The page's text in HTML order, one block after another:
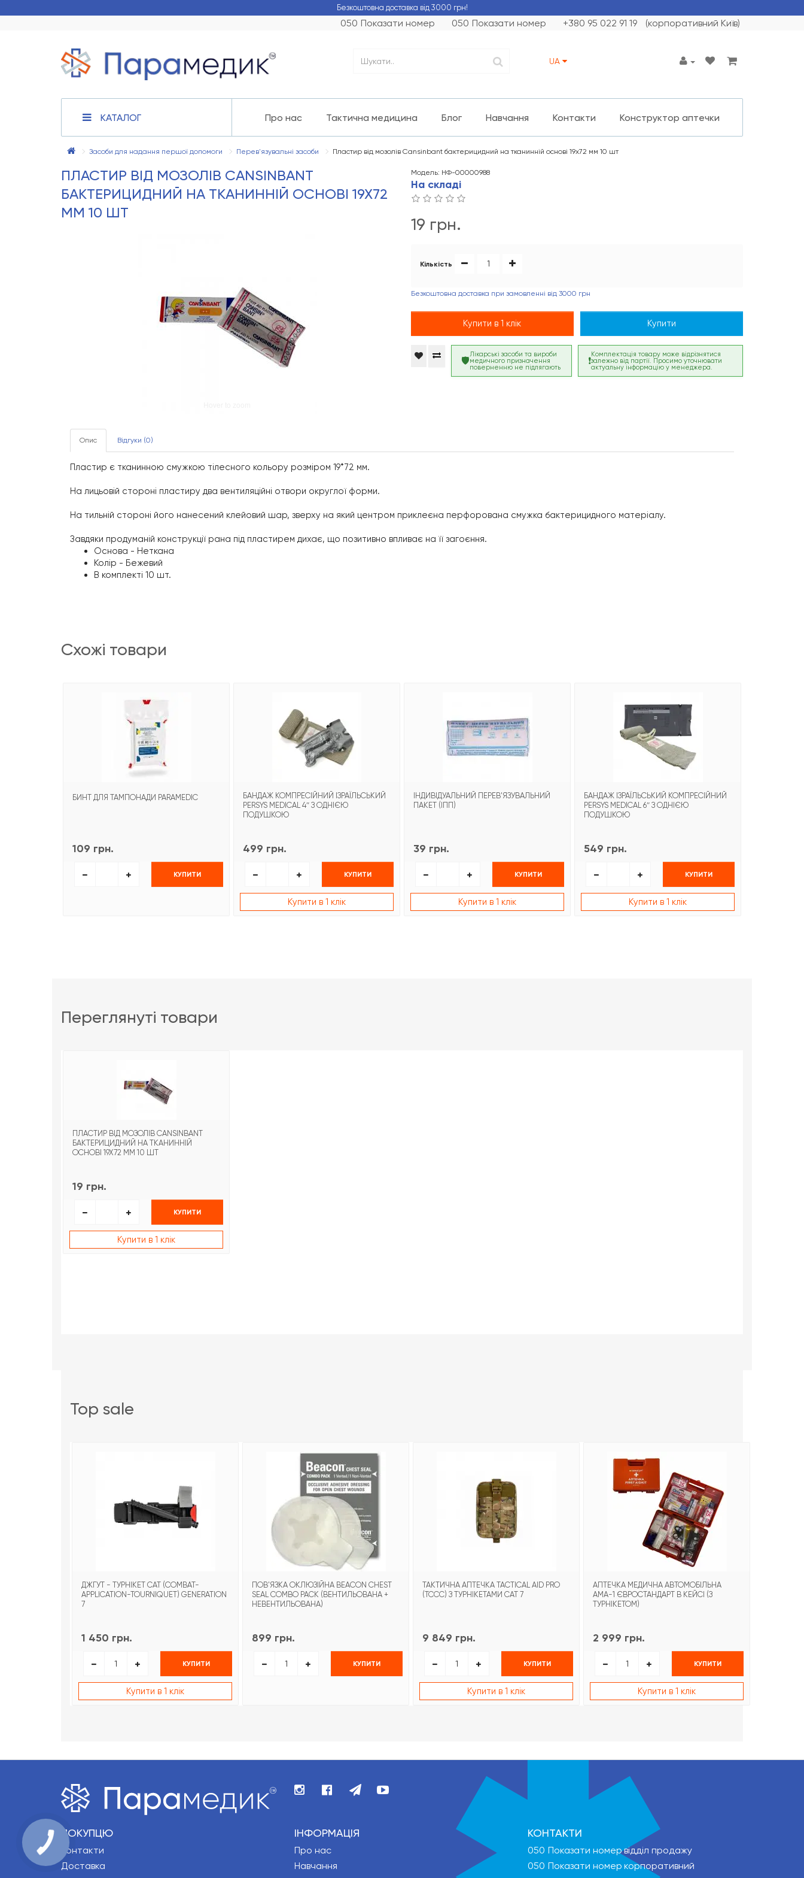
Безкоштовна доставка від 3000 грн!
050 Показати номер 050 Показати номер +380 95 022 91 19 (корпоративний Київ)
UA
КАТАЛОГ Про нас Тактична медицина Блог Навчання Контакти Конструктор аптечки
Засоби для надання першої допомоги Перев'язувальні засоби Пластир від мозолів Cansinbant бактерицидний на тканинній основі 19х72 мм 10 шт
ПЛАСТИР ВІД МОЗОЛІВ CANSINBANT
БАКТЕРИЦИДНИЙ НА ТКАНИННІЙ ОСНОВІ 19Х72
ММ 10 ШТ
Модель: НФ-00000988
На складі
19 грн.
Кількість
Безкоштовна доставка при замовленні від 3000 грн
Купити в 1 клік Купити
Лікарські засоби та вироби
медичного призначення
поверненню не підлягають
Комплектація товару може відрізнятися
залежно від партії. Просимо уточнювати
актуальну інформацію у менеджера.
Опис Відгуки (0)
Пластир є тканинною смужкою тілесного кольору розміром 19*72 мм.
На лицьовій стороні пластиру два вентиляційні отвори округлої форми.
На тильній стороні його нанесений клейовий шар, зверху на який центром приклеєна перфорована смужка бактерицидного матеріалу.
Завдяки продуманій конструкції рана під пластирем дихає, що позитивно впливає на її загоєння.
Основа - Неткана
Колір - Бежевий
В комплекті 10 шт.
схожі товари
БИНТ ДЛЯ ТАМПОНАДИ PARAMEDIC
109 грн.
КУПИТИ
БАНДАЖ КОМПРЕСІЙНИЙ ІЗРАЇЛЬСЬКИЙ
PERSYS MEDICAL 4″ З ОДНІЄЮ
ПОДУШКОЮ
499 грн.
КУПИТИ
Купити в 1 клік
ІНДИВІДУАЛЬНИЙ ПЕРЕВ'ЯЗУВАЛЬНИЙ
ПАКЕТ (ІПП)
39 грн.
КУПИТИ
Купити в 1 клік
БАНДАЖ ІЗРАЇЛЬСЬКИЙ КОМПРЕСІЙНИЙ
PERSYS MEDICAL 6″ З ОДНІЄЮ
ПОДУШКОЮ
549 грн.
КУПИТИ
Купити в 1 клік
переглянуті товари
ПЛАСТИР ВІД МОЗОЛІВ CANSINBANT
БАКТЕРИЦИДНИЙ НА ТКАНИННІЙ
ОСНОВІ 19Х72 ММ 10 ШТ
19 грн.
КУПИТИ
Купити в 1 клік
top sale
ДЖГУТ - ТУРНІКЕТ CAT (COMBAT-
APPLICATION-TOURNIQUET) GENERATION
7
1 450 грн.
КУПИТИ
Купити в 1 клік
ПОВ'ЯЗКА ОКЛЮЗІЙНА BEACON CHEST
SEAL COMBO PACK (ВЕНТИЛЬОВАНА +
НЕВЕНТИЛЬОВАНА)
899 грн.
КУПИТИ
ТАКТИЧНА АПТЕЧКА TACTICAL AID PRO
(TCCC) З ТУРНІКЕТАМИ CAT 7
9 849 грн.
КУПИТИ
Купити в 1 клік
АПТЕЧКА МЕДИЧНА АВТОМОБІЛЬНА
АМА-1 ЄВРОСТАНДАРТ В КЕЙСІ (З
ТУРНІКЕТОМ)
2 999 грн.
КУПИТИ
Купити в 1 клік
ПОКУПЦЮ
Контакти
Доставка
ІНФОРМАЦІЯ
Про нас
Навчання
КОНТАКТИ
050 Показати номервідділ продажу
050 Показати номер корпоративний